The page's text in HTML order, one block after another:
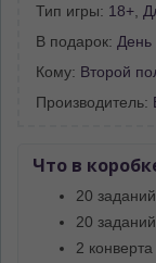
Тип игры: 18+
В подарок: День
Кому: Второй
Производитель:
Что в
20
20
2